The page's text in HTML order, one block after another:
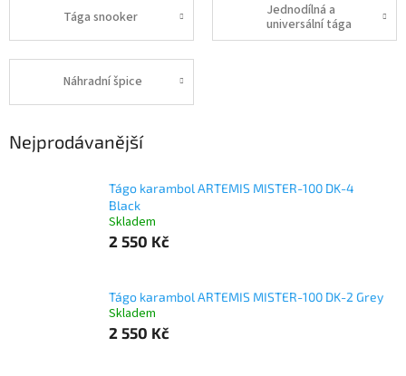
Tága snooker
Jednodílná a
universální tága
Náhradní špice
Nejprodávanější
Tágo karambol ARTEMIS MISTER-100 DK-4
Black
Skladem
2 550 Kč
Tágo karambol ARTEMIS MISTER-100 DK-2 Grey
Skladem
2 550 Kč